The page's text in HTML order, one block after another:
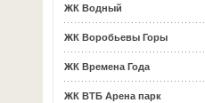
ЖК Водный
ЖК Воробьевы Горы
ЖК Времена Года
ЖК ВТБ Арена парк